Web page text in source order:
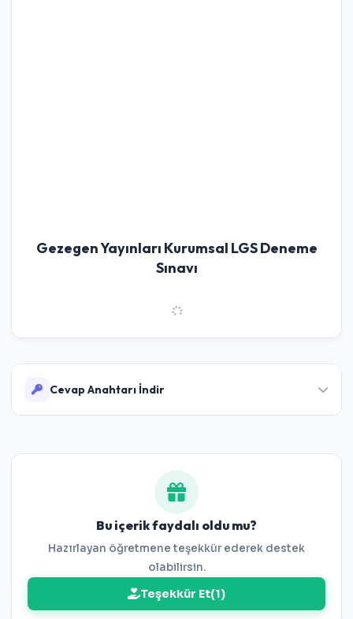
Gezegen Yayınları Kurumsal LGS Deneme
Sınavı
Cevap Anahtarı İndir
Bu içerik faydalı oldu mu?
Hazırlayan öğretmene teşekkür ederek destek
olabilirsin.
Teşekkür Et(1)